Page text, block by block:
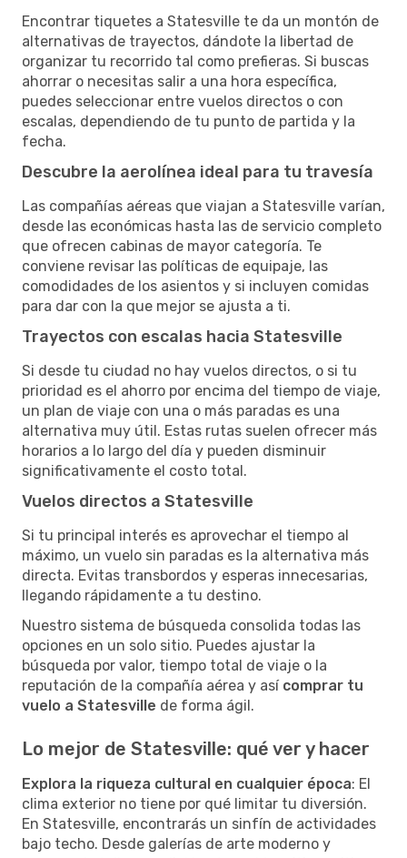
Encontrar tiquetes a Statesville te da un montón de
alternativas de trayectos, dándote la libertad de
organizar tu recorrido tal como prefieras. Si buscas
ahorrar o necesitas salir a una hora específica,
puedes seleccionar entre vuelos directos o con
escalas, dependiendo de tu punto de partida y la
fecha.
Descubre la aerolínea ideal para tu travesía
Las compañías aéreas que viajan a Statesville varían,
desde las económicas hasta las de servicio completo
que ofrecen cabinas de mayor categoría. Te
conviene revisar las políticas de equipaje, las
comodidades de los asientos y si incluyen comidas
para dar con la que mejor se ajusta a ti.
Trayectos con escalas hacia Statesville
Si desde tu ciudad no hay vuelos directos, o si tu
prioridad es el ahorro por encima del tiempo de viaje,
un plan de viaje con una o más paradas es una
alternativa muy útil. Estas rutas suelen ofrecer más
horarios a lo largo del día y pueden disminuir
significativamente el costo total.
Vuelos directos a Statesville
Si tu principal interés es aprovechar el tiempo al
máximo, un vuelo sin paradas es la alternativa más
directa. Evitas transbordos y esperas innecesarias,
llegando rápidamente a tu destino.
Nuestro sistema de búsqueda consolida todas las
opciones en un solo sitio. Puedes ajustar la
búsqueda por valor, tiempo total de viaje o la
reputación de la compañía aérea y así comprar tu
vuelo a Statesville de forma ágil.
Lo mejor de Statesville: qué ver y hacer
Explora la riqueza cultural en cualquier época: El
clima exterior no tiene por qué limitar tu diversión.
En Statesville, encontrarás un sinfín de actividades
bajo techo. Desde galerías de arte moderno y